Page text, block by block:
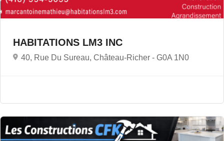
HABITATIONS LM3 INC
40, Rue Du Sureau, Château-Richer - G0A 1N0